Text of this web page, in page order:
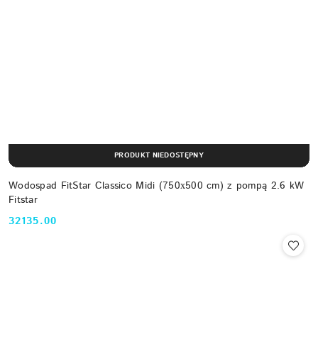
Wodospad FitStar Classico Midi (750х500 cm) z pompą 2.6 kW
Fitstar
Cena:
32135.00
PRODUKT NIEDOSTĘPNY